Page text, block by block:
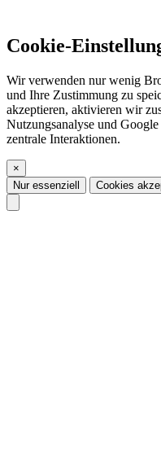
Cookie-
Wir verwenden nur wenig
und Ihre Zustimmung zu
akzeptieren, aktivieren wir
Nutzungsanalyse und
zentrale Interaktionen.
×
Nur essenziell
Cookies